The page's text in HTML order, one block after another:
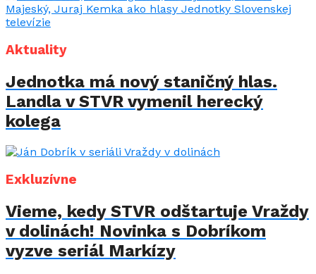
Aktuality
Jednotka má nový staničný hlas.
Landla v STVR vymenil herecký
kolega
Exkluzívne
Vieme, kedy STVR odštartuje Vraždy
v dolinách! Novinka s Dobríkom
vyzve seriál Markízy